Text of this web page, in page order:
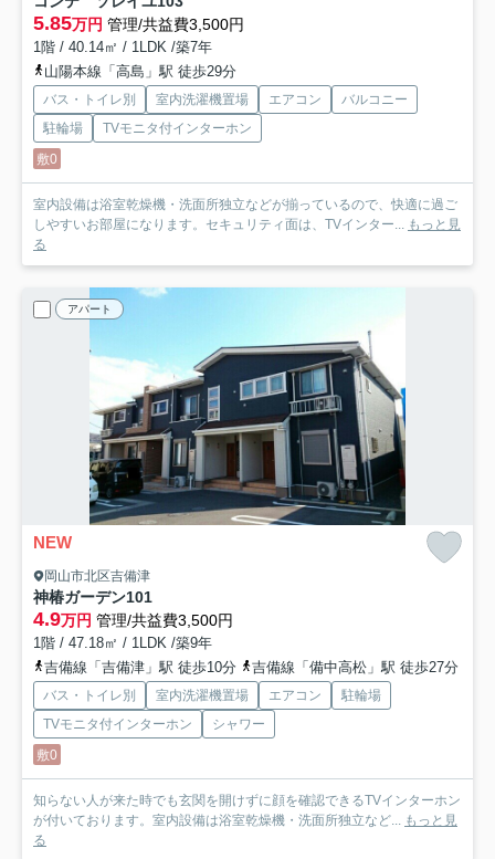
5.85万円 管理/共益費3,500円
1階 / 40.14㎡ / 1LDK /築7年
山陽本線「高島」駅 徒歩29分
バス・トイレ別 室内洗濯機置場 エアコン
バルコニー
駐輪場
TVモニタ付インターホン
敷0
室内設備は浴室乾燥機・洗面所独立などが揃っているので、快適に過ご
しやすいお部屋になります。セキュリティ面は、TVインター... もっと見
る
アパート
NEW
岡山市北区吉備津
神椿ガーデン101
4.9万円 管理/共益費3,500円
1階 / 47.18㎡ / 1LDK /築9年
吉備線「吉備津」駅 徒歩10分
吉備線「備中高松」駅 徒歩27分
バス・トイレ別 室内洗濯機置場 エアコン
駐輪場
TVモニタ付インターホン
シャワー
敷0
知らない人が来た時でも玄関を開けずに顔を確認できるTVインターホン
が付いております。室内設備は浴室乾燥機・洗面所独立など... もっと見
る